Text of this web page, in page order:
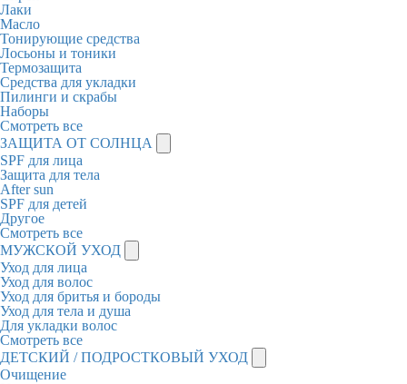
Лаки
Масло
Тонирующие средства
Лосьоны и тоники
Термозащита
Средства для укладки
Пилинги и скрабы
Наборы
Смотреть все
ЗАЩИТА ОТ СОЛНЦА
SPF для лица
Защита для тела
After sun
SPF для детей
Другое
Смотреть все
МУЖСКОЙ УХОД
Уход для лица
Уход для волос
Уход для бритья и бороды
Уход для тела и душа
Для укладки волос
Смотреть все
ДЕТСКИЙ / ПОДРОСТКОВЫЙ УХОД
Очищение